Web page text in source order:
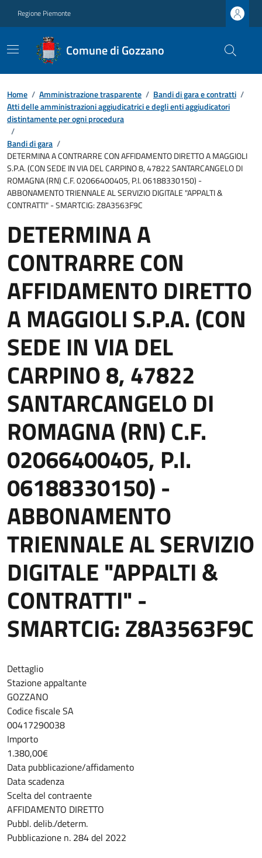
Regione Piemonte
Comune di Gozzano
Home / Amministrazione trasparente / Bandi di gara e contratti /
Atti delle amministrazioni aggiudicatrici e degli enti aggiudicatori
distintamente per ogni procedura
/
Bandi di gara /
DETERMINA A CONTRARRE CON AFFIDAMENTO DIRETTO A MAGGIOLI
S.P.A. (CON SEDE IN VIA DEL CARPINO 8, 47822 SANTARCANGELO DI
ROMAGNA (RN) C.F. 02066400405, P.I. 06188330150) -
ABBONAMENTO TRIENNALE AL SERVIZIO DIGITALE "APPALTI &
CONTRATTI" - SMARTCIG: Z8A3563F9C
DETERMINA A
CONTRARRE CON
AFFIDAMENTO DIRETTO
A MAGGIOLI S.P.A. (CON
SEDE IN VIA DEL
CARPINO 8, 47822
SANTARCANGELO DI
ROMAGNA (RN) C.F.
02066400405, P.I.
06188330150) -
ABBONAMENTO
TRIENNALE AL SERVIZIO
DIGITALE "APPALTI &
CONTRATTI" -
SMARTCIG: Z8A3563F9C
Dettaglio
Stazione appaltante
GOZZANO
Codice fiscale SA
00417290038
Importo
1.380,00€
Data pubblicazione/affidamento
Data scadenza
Scelta del contraente
AFFIDAMENTO DIRETTO
Pubbl. delib./determ.
Pubblicazione n. 284 del 2022